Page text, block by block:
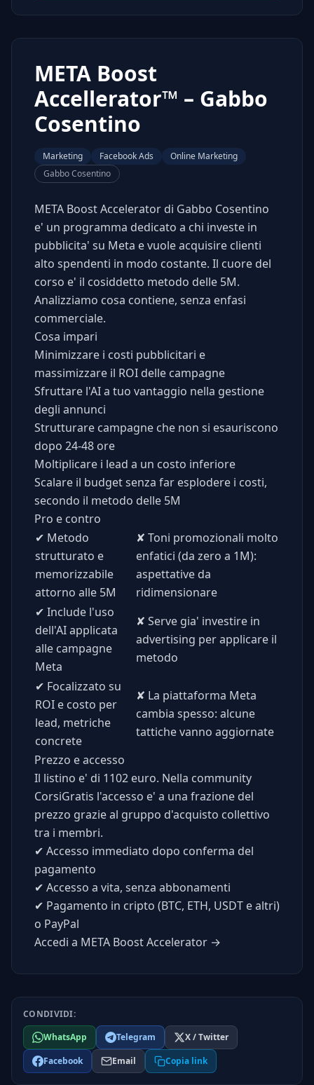
META Boost
Accellerator™ – Gabbo
Cosentino
Marketing Facebook Ads
Online Marketing
Gabbo Cosentino
META Boost Accelerator di Gabbo Cosentino
e' un programma dedicato a chi investe in
pubblicita' su Meta e vuole acquisire clienti
alto spendenti in modo costante. Il cuore del
corso e' il cosiddetto metodo delle 5M.
Analizziamo cosa contiene, senza enfasi
commerciale.
Cosa impari
Minimizzare i costi pubblicitari e
massimizzare il ROI delle campagne
Sfruttare l'AI a tuo vantaggio nella gestione
degli annunci
Strutturare campagne che non si esauriscono
dopo 24-48 ore
Moltiplicare i lead a un costo inferiore
Scalare il budget senza far esplodere i costi,
secondo il metodo delle 5M
Pro e contro
✔ Metodo
strutturato e
memorizzabile
attorno alle 5M
✘ Toni promozionali molto
enfatici (da zero a 1M):
aspettative da
ridimensionare
✔ Include l'uso
dell'AI applicata
alle campagne
Meta
✘ Serve gia' investire in
advertising per applicare il
metodo
✔ Focalizzato su
ROI e costo per
lead, metriche
concrete
✘ La piattaforma Meta
cambia spesso: alcune
tattiche vanno aggiornate
Prezzo e accesso
Il listino e' di 1102 euro. Nella community
CorsiGratis l'accesso e' a una frazione del
prezzo grazie al gruppo d'acquisto collettivo
tra i membri.
✔ Accesso immediato dopo conferma del
pagamento
✔ Accesso a vita, senza abbonamenti
✔ Pagamento in cripto (BTC, ETH, USDT e altri)
o PayPal
Accedi a META Boost Accelerator →
CONDIVIDI:
WhatsApp
Telegram
X / Twitter
Facebook
Email Copia link